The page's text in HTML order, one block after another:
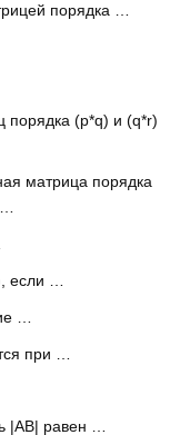
порядка …
порядка (p*q) и (q*r)
матрица порядка
…
если …
…
при …
|AB| равен …